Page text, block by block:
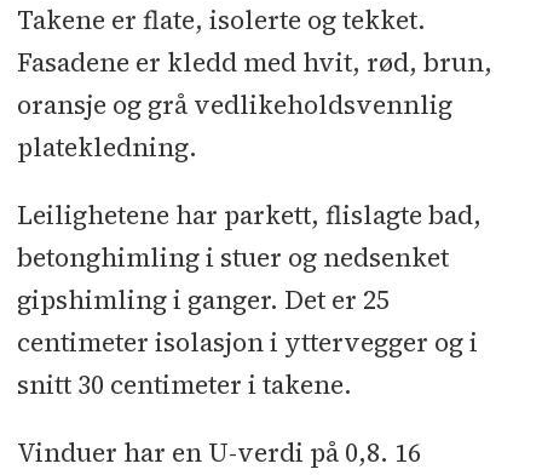
Takene er flate, isolerte og tekket.
Fasadene er kledd med hvit, rød, brun,
oransje og grå vedlikeholdsvennlig
platekledning.
Leilighetene har parkett, flislagte bad,
betonghimling i stuer og nedsenket
gipshimling i ganger. Det er 25
centimeter isolasjon i yttervegger og i
snitt 30 centimeter i takene.
Vinduer har en U-verdi på 0,8. 16